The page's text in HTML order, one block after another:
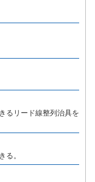
るリード線整列治具を
る。